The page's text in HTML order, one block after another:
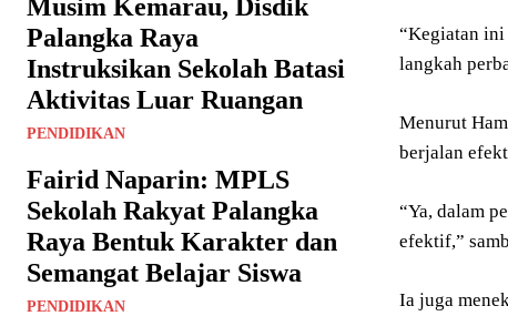
Musim Kemarau, Disdik
Palangka Raya
Instruksikan Sekolah Batasi
Aktivitas Luar Ruangan
PENDIDIKAN
Fairid Naparin: MPLS
Sekolah Rakyat Palangka
Raya Bentuk Karakter dan
Semangat Belajar Siswa
PENDIDIKAN
“Kegiatan ini
langkah
Menurut
berjalan
“Ya, dalam
efektif,”
Ia juga